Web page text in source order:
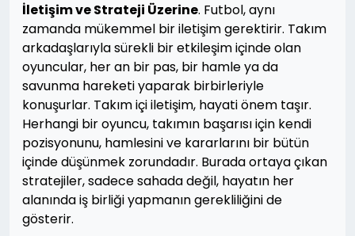
İletişim ve Strateji Üzerine. Futbol, aynı
zamanda mükemmel bir iletişim gerektirir. Takım
arkadaşlarıyla sürekli bir etkileşim içinde olan
oyuncular, her an bir pas, bir hamle ya da
savunma hareketi yaparak birbirleriyle
konuşurlar. Takım içi iletişim, hayati önem taşır.
Herhangi bir oyuncu, takımın başarısı için kendi
pozisyonunu, hamlesini ve kararlarını bir bütün
içinde düşünmek zorundadır. Burada ortaya çıkan
stratejiler, sadece sahada değil, hayatın her
alanında iş birliği yapmanın gerekliliğini de
gösterir.